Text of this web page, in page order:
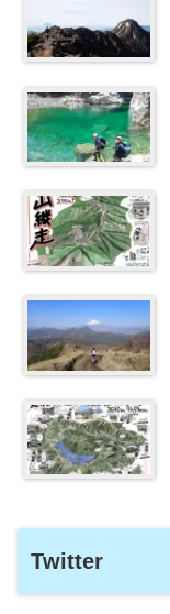
Twitter